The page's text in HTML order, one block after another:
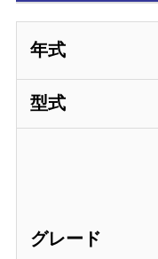
年式
型式
グレード